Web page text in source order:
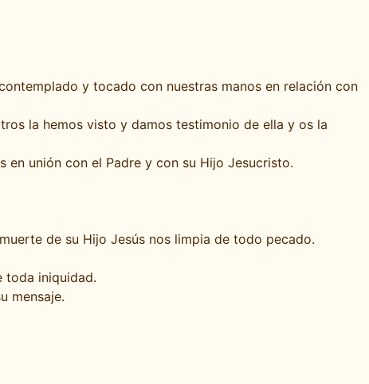
y tocado con nuestras manos en relación con
la hemos visto y damos testimonio de ella y os la
unión con el Padre y con su Hijo Jesucristo.
de su Hijo Jesús nos limpia de todo pecado.
toda iniquidad.
mensaje.